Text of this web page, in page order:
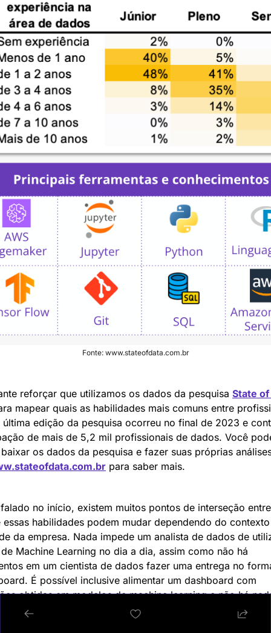
Fonte: www.stateofdata.com.br
reforçar que utilizamos os dados da pesquisa State of
mapear quais as habilidades mais comuns entre
última edição da pesquisa ocorreu no final de 2023 e
de mais de 5,2 mil profissionais de dados. Você
os dados da pesquisa e fazer suas próprias
para saber mais.
no início, existem muitos pontos de interseção
essas habilidades podem mudar dependendo do
da empresa. Nada impede um analista de dados de
Machine Learning no dia a dia, assim como não há
em um cientista de dados fazer uma entrega no
É possível inclusive alimentar um dashboard com
obtidas em modelos de machine learning e não há